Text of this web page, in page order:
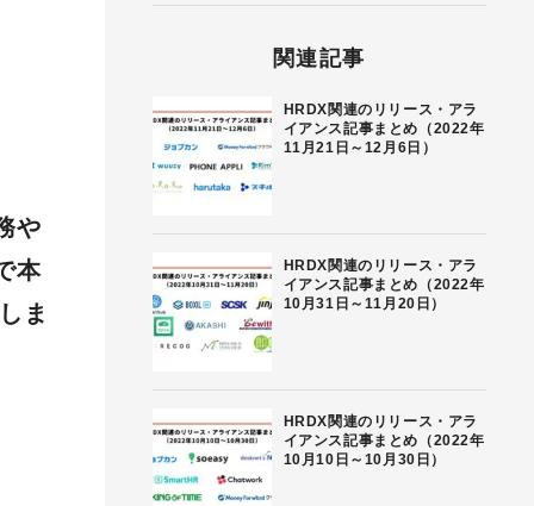
や
本
ま
関連記事
HRDX関連のリリース・アラ
イアンス記事まとめ（2022年
11月21日～12月6日）
HRDX関連のリリース・アラ
イアンス記事まとめ（2022年
10月31日～11月20日）
HRDX関連のリリース・アラ
イアンス記事まとめ（2022年
10月10日～10月30日）